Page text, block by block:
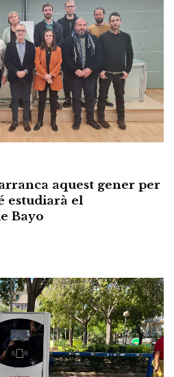
aquest gener per
estudiarà el
Bayo